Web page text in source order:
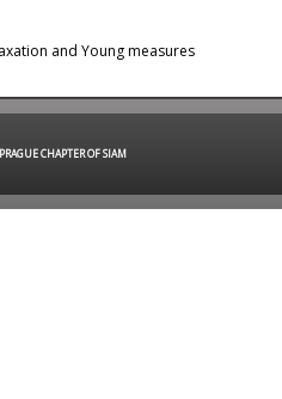
and Young measures
CHAPTER OF SIAM